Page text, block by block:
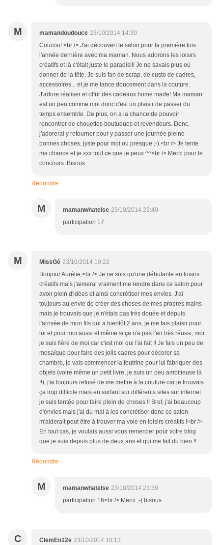
M mamandoudouce 23/10/2014 14:30
Coucou! <br /> J'ai découvert le salon pour la première fois
l'année dernière avec ma maman. Nous adorons les loisirs
créatifs et là c'était juste le paradis!!! Je ne savais plus où
donner de la tête. Je suis fan de scrap, de custo de cadres,
accessoires... et je me lance doucement dans la couture.
J'adore réaliser et offrir des cadeaux home made! Ma maman
est un peu comme moi donc c'est un plaisir de passer du
temps ensemble. De plus, on a la chance de pouvoir
rencontrer de chouettes boutuques et revendeurs. Donc,
j'adorerai y retourner pour y passer une journée pleine
bonnes choses, jyste pour moi ou presque ;-).<br /> Je tente
ma chance et je xxx tout ce que je peux ^^<br /> Merci pour le
concours. Bisous
Répondre
M mamanwhatelse 23/10/2014 23:40
participation 17
M MissGé 23/10/2014 10:22
Bonjour Aurélie,<br /> Je ne suis qu'une débutante en loisirs
créatifs mais j'aimerai vraiment me rendre dans ce salon pour
avoir plein d'idées et ainsi concrétiser mes envies. J'ai
toujours au envie de créer des choses de mes propres mains
mais je trouvais que je n'étais pas très douée et depuis
l'arrivée de mon fils qui a bientôt 2 ans, je me fais plaisir pour
lui et pour moi aussi et même si ça n'a pas l'air très réussi, moi
je suis fière de moi car c'est moi qui l'ai fait !! Je fais un peu de
mosaïque pour faire des jolis cadres pour décorer sa
chambre, je vais commencer la feutrine pour lui fabriquer des
objets (voire même un petit livre, je suis un peu ambitieuse là
!!), j'ai toujours refusé de me mettre à la couture car je trouvais
ça trop difficile mais en surfant sur différents sites sur internet
je suis tentée pour faire plein de choses !! Bref, j'ai beaucoup
d'envies mais j'ai du mal à les concrétiser donc ce salon
m'aiderait peut être à trouver ma voie en loisirs créatifs !<br />
En tout cas, je voulais aussi vous remercier pour votre blog
que je suis depuis plus de deux ans et qui me fait du bien !!
Répondre
M mamanwhatelse 23/10/2014 23:39
participation 16<br /> Merci ;-) bisous
C ClemEn12e 23/10/2014 10:13